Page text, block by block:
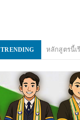
TRENDING